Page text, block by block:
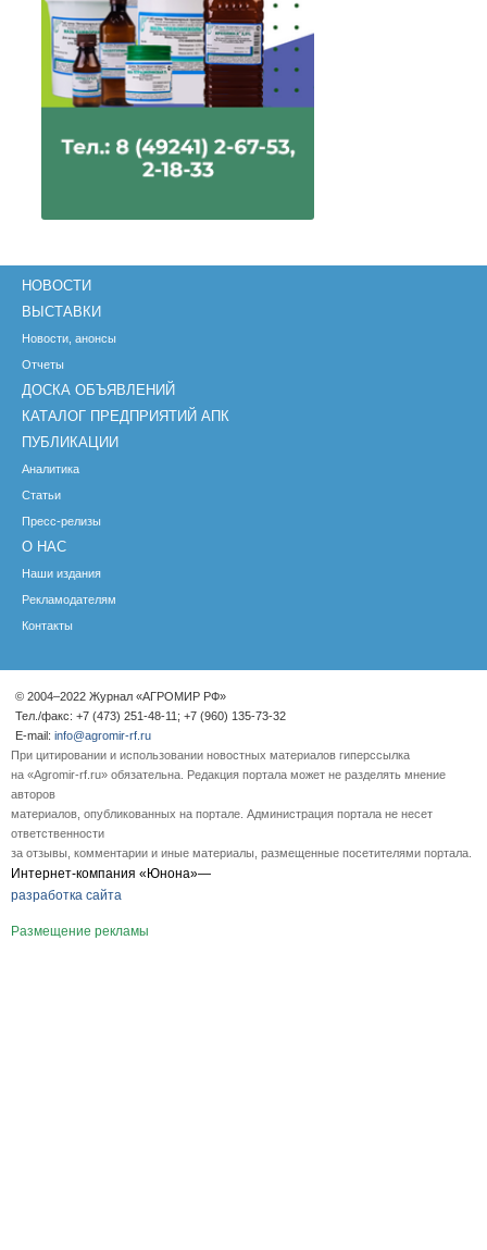
НОВОСТИ
ВЫСТАВКИ
Новости, анонсы
Отчеты
ДОСКА ОБЪЯВЛЕНИЙ
КАТАЛОГ ПРЕДПРИЯТИЙ АПК
ПУБЛИКАЦИИ
Аналитика
Статьи
Пресс-релизы
О НАС
Наши издания
Рекламодателям
Контакты
© 2004–2022 Журнал «АГРОМИР РФ»
Тел./факс: +7 (473) 251-48-11; +7 (960) 135-73-32
E-mail: info@agromir-rf.ru
При цитировании и использовании новостных материалов гиперссылка
на «Agromir-rf.ru» обязательна. Редакция портала может не разделять мнение
авторов
материалов, опубликованных на портале. Администрация портала не несет
ответственности
за отзывы, комментарии и иные материалы, размещенные посетителями портала.
Интернет-компания «Юнона»—
разработка сайта
Размещение рекламы